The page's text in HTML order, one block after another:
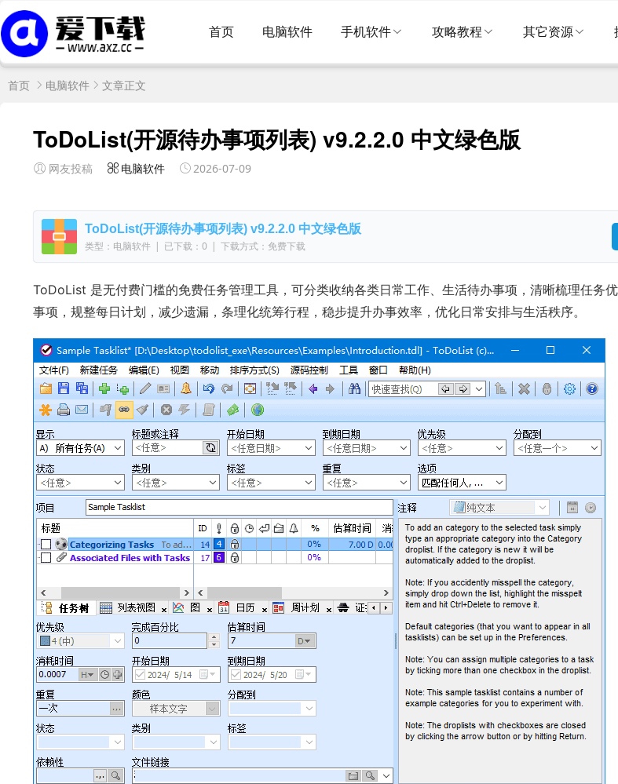
首页 电脑软件 手机软件 攻略教程 其它资源
首页 电脑软件 文章正文
ToDoList(开源待办事项列表) v9.2.2.0 中文绿色版
网友投稿 电脑软件 2026-07-09
ToDoList(开源待办事项列表) v9.2.2.0 中文绿色版
类型：电脑软件 | 已下载：0 | 下载方式：免费下载
ToDoList 是无付费门槛的免费任务管理工具，可分类收纳各类日常工作、生活待办事项，清晰梳理任务
事项，规整每日计划，减少遗漏，条理化统筹行程，稳步提升办事效率，优化日常安排与生活秩序。